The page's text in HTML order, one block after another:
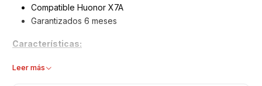
Compatible Huonor X7A
Garantizados 6 meses
Características:
Batería Original Hor
Leer más